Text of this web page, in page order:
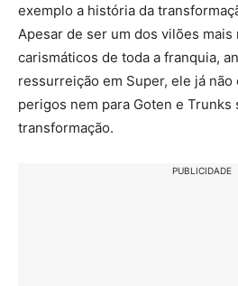
exemplo a história da
Apesar de ser um dos vilões mais
carismáticos de toda a franquia,
ressurreição em Super, ele já
perigos nem para Goten e Trunks
transformação.
PUBLICIDADE